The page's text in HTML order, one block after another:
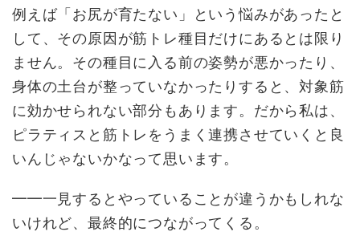
例えば「お尻が育たない」という悩みがあったと
して、その原因が筋トレ種目だけにあるとは限り
ません。その種目に入る前の姿勢が悪かったり、
身体の土台が整っていなかったりすると、対象筋
に効かせられない部分もあります。だから私は、
ピラティスと筋トレをうまく連携させていくと良
いんじゃないかなって思います。
━━一見するとやっていることが違うかもしれな
いけれど、最終的につながってくる。